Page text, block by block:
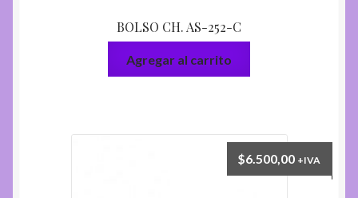
BOLSO CH. AS-252-C
Agregar al carrito
$6.500,00 +IVA